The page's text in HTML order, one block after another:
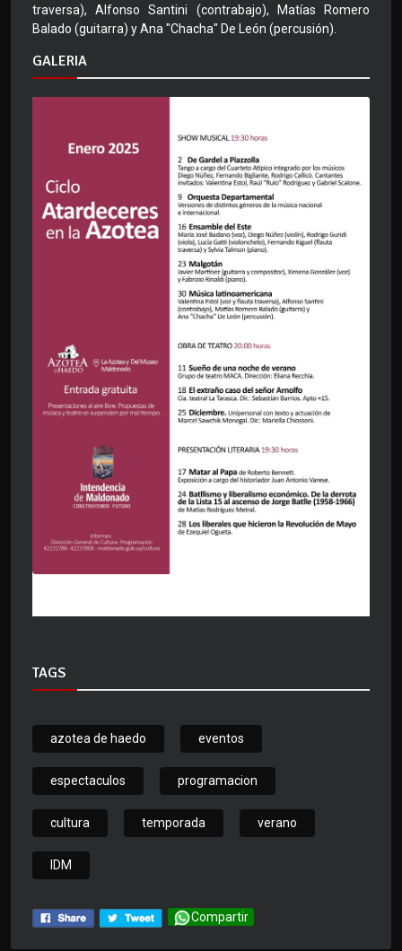
traversa), Alfonso Santini (contrabajo), Matías Romero
Balado (guitarra) y Ana "Chacha" De León (percusión).
GALERIA
TAGS
azotea de haedo eventos
espectaculos programacion
cultura temporada verano
IDM
Compartir